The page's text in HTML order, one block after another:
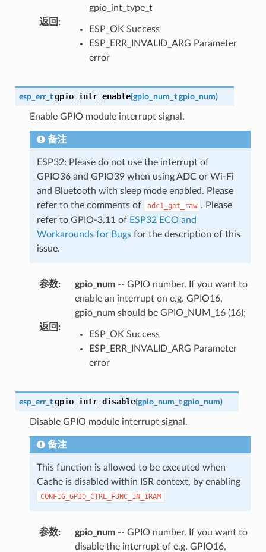
gpio_int_type_t
返回 :
ESP_OK Success
ESP_ERR_INVALID_ARG Parameter
error
esp_err_t gpio_intr_enable(gpio_num_t gpio_num)
Enable GPIO module interrupt signal.
备注
ESP32: Please do not use the interrupt of
GPIO36 and GPIO39 when using ADC or Wi-Fi
and Bluetooth with sleep mode enabled. Please
refer to the comments of
adc1_get_raw . Please
refer to GPIO-3.11 of ESP32 ECO and
Workarounds for Bugsfor the description of this
issue.
参数: gpio_num-- GPIO number. If you want to
enable an interrupt on e.g. GPIO16,
gpio_num should be GPIO_NUM_16 (16);
返回 :
ESP_OK Success
ESP_ERR_INVALID_ARG Parameter
error
esp_err_t gpio_intr_disable(gpio_num_t gpio_num)
Disable GPIO module interrupt signal.
备注
This function is allowed to be executed when
Cache is disabled within ISR context, by enabling
CONFIG_GPIO_CTRL_FUNC_IN_IRAM
参数: gpio_num-- GPIO number. If you want to
disable the interrupt of e.g. GPIO16,